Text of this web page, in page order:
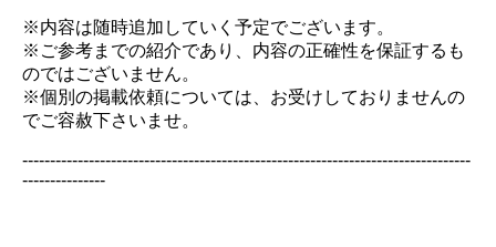
※内容は随時追加していく予定でございます。
※ご参考までの紹介であり、内容の正確性を保証するも
のではございません。
※個別の掲載依頼については、お受けしておりませんの
でご容赦下さいませ。
---------------------------------------------------------------------------------
---------------